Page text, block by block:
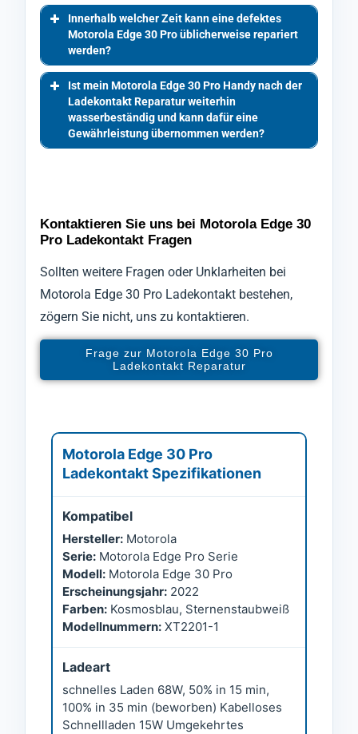
Innerhalb welcher Zeit kann eine defektes
Motorola Edge 30 Pro üblicherweise repariert
werden?
Ist mein Motorola Edge 30 Pro Handy nach der
Ladekontakt Reparatur weiterhin
wasserbeständig und kann dafür eine
Gewährleistung übernommen werden?
Kontaktieren Sie uns bei Motorola Edge 30
Pro Ladekontakt Fragen
Sollten weitere Fragen oder Unklarheiten bei
Motorola Edge 30 Pro Ladekontakt bestehen,
zögern Sie nicht, uns zu kontaktieren.
Frage zur Motorola Edge 30 Pro
Ladekontakt Reparatur
Motorola Edge 30 Pro
Ladekontakt Spezifikationen
Kompatibel
Hersteller: Motorola
Serie: Motorola Edge Pro Serie
Modell: Motorola Edge 30 Pro
Erscheinungsjahr: 2022
Farben: Kosmosblau, Sternenstaubweiß
Modellnummern: XT2201-1
Ladeart
schnelles Laden 68W, 50% in 15 min,
100% in 35 min (beworben) Kabelloses
Schnellladen 15W Umgekehrtes